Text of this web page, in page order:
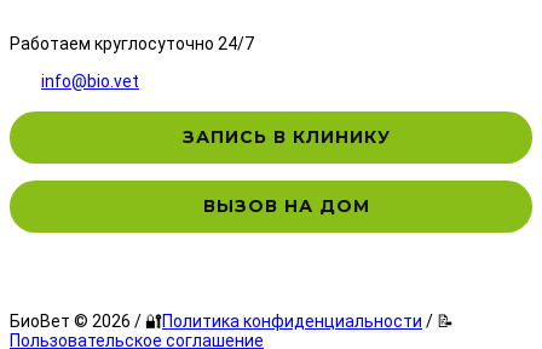
Работаем круглосуточно 24/7
info@bio.vet
ЗАПИСЬ В КЛИНИКУ
ВЫЗОВ НА ДОМ
БиоВет © 2026 / 🔐Политика конфиденциальности / 📝
Пользовательское соглашение